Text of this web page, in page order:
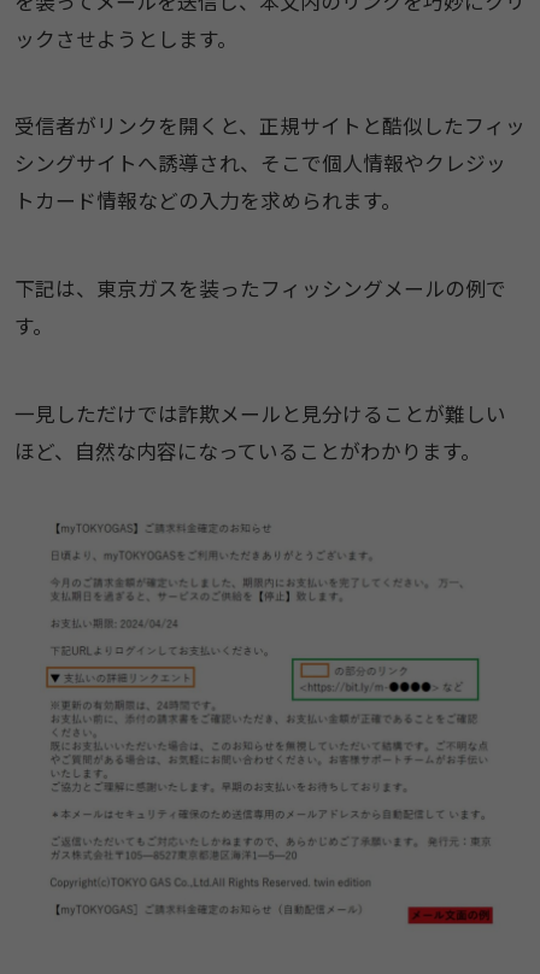
ックさせようとします。
受信者がリンクを開くと、正規サイトと酷似したフィッ
シングサイトへ誘導され、そこで個人情報やクレジッ
トカード情報などの入力を求められます。
下記は、東京ガスを装ったフィッシングメールの例で
す。
一見しただけでは詐欺メールと見分けることが難しい
ほど、自然な内容になっていることがわかります。